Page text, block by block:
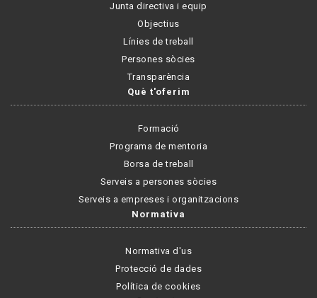
Junta directiva i equip
Objectius
Línies de treball
Persones sòcies
Transparència
Què t'oferim
Formació
Programa de mentoria
Borsa de treball
Serveis a persones sòcies
Serveis a empreses i organitzacions
Normativa
Normativa d'us
Protecció de dades
Política de cookies